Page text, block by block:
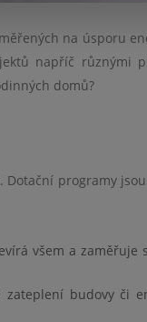
na úsporu
napříč různými
domů?
programy
všem a zaměřuje
budovy či